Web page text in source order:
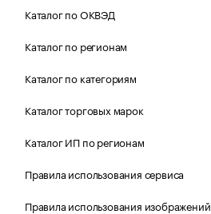
Каталог по ОКВЭД
Каталог по регионам
Каталог по категориям
Каталог торговых марок
Каталог ИП по регионам
Правила использования сервиса
Правила использования изображений